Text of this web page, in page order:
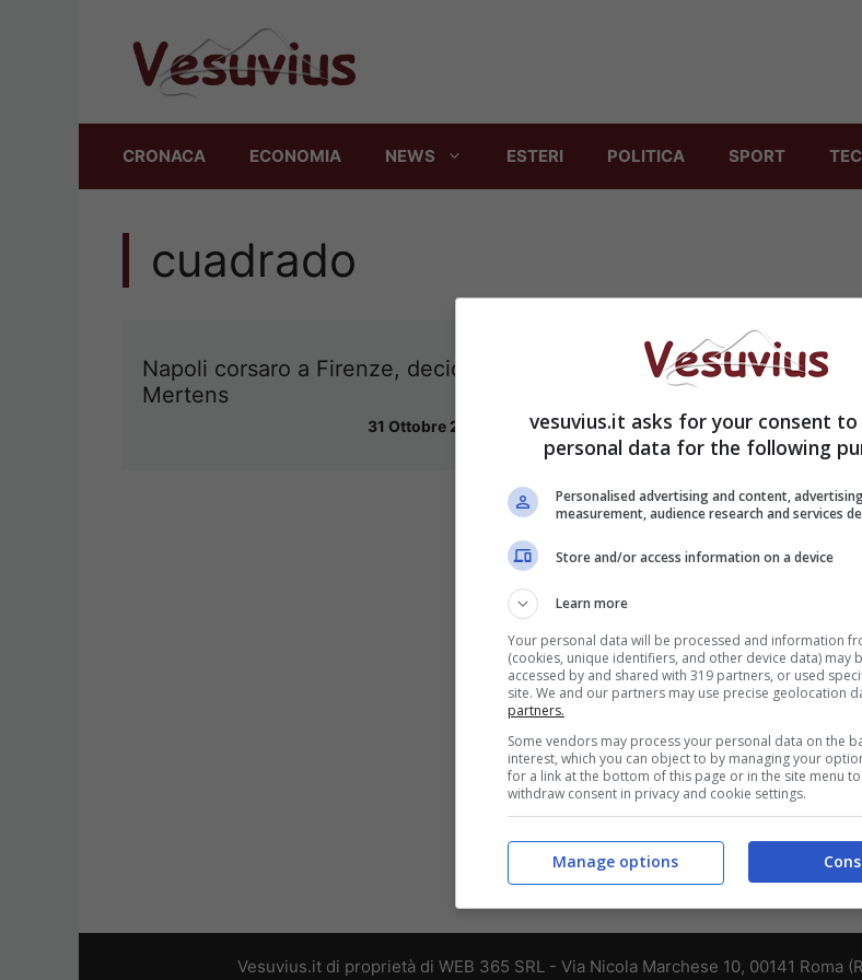
CRONACA ECONOMIA NEWS ESTERI POLITICA SPORT
cuadrado
Napoli corsaro a Firenze, decide
Mertens
31 Ottobre 2013
Vesuvius.it di proprietà di WEB 365 SRL - Via Nicola Marchese 10, 00141 Roma
vesuvius.it asks for your consent to
personal data for the following
Personalised advertising and content,
measurement, audience research and services
Store and/or access information on a device
Learn more
Your personal data will be processed and information
(cookies, unique identifiers, and other device data) may
accessed by and shared with 319 partners, or used
site. We and our partners may use precise geolocation
partners.
Some vendors may process your personal data on the
interest, which you can object to by managing your
for a link at the bottom of this page or in the site menu
withdraw consent in privacy and cookie settings.
Manage options